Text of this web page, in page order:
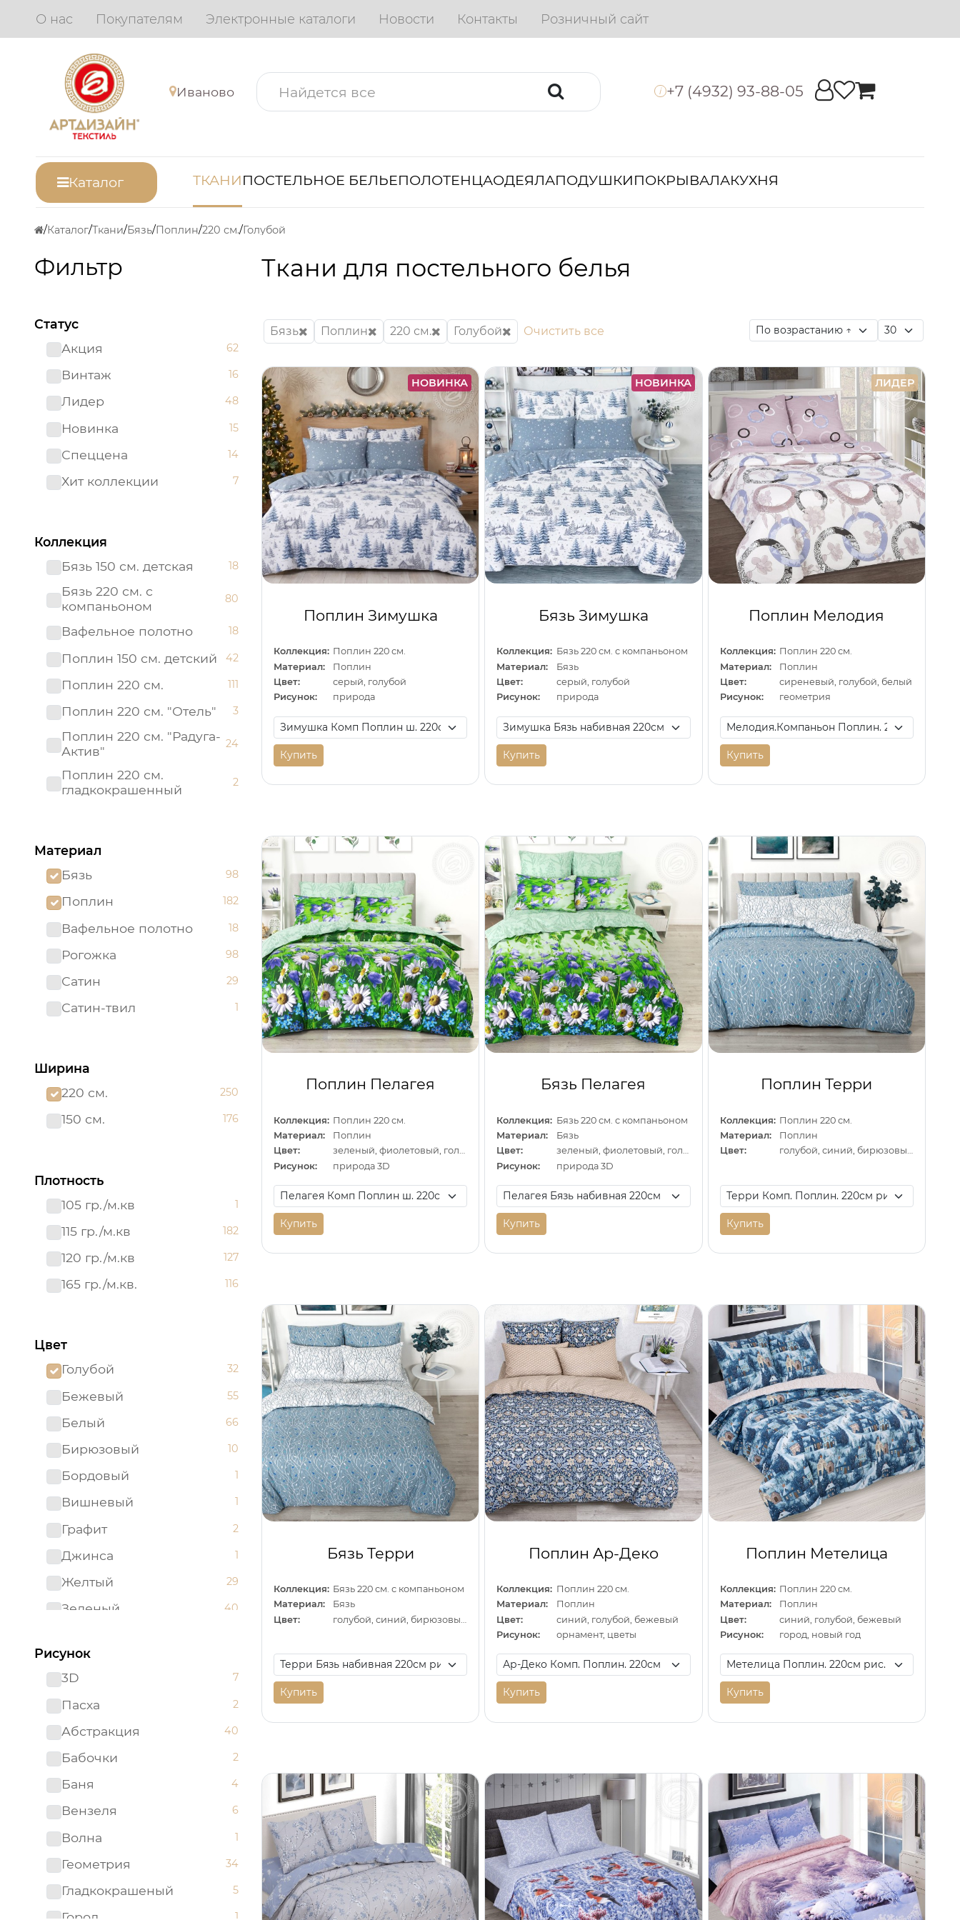
О нас Покупателям Электронные каталоги Новости Контакты Розничный сайт
Иваново i +7 (4932) 93-88-05
Каталог ТКАНИПОСТЕЛЬНОЕ БЕЛЬЕПОЛОТЕНЦАОДЕЯЛАПОДУШКИПОКРЫВАЛАКУХНЯ
Каталог Ткани Бязь Поплин 220 см. Голубой
Фильтр
Статус
Акция
62
Винтаж 16
Лидер 48
Новинка 15
Спеццена 14
Хит коллекции 7
Коллекция
Бязь 150 см. детская
18
Бязь 220 см. с
компаньоном
80
Вафельное полотно 18
Поплин 150 см. детский 42
Поплин 220 см. 111
Поплин 220 см. "Отель" 3
Поплин 220 см. "Радуга-
Актив"
24
Поплин 220 см.
гладкокрашенный
2
Рогожка 150 см.
Сатин 220 см 19
Сатин 220 см.
Подростковый
гладкокрашенный
9
Сатин-твил 220 см 1
Материал
Бязь
98
Поплин 182
Вафельное полотно 18
Рогожка 98
Сатин 29
Сатин-твил 1
Ширина
220 см.
250
150 см. 176
Плотность
105 гр./м.кв
1
115 гр./м.кв 182
120 гр./м.кв 127
165 гр./м.кв. 116
Цвет
Голубой
32
Бежевый 55
Белый 66
Бирюзовый 10
Бордовый 1
Вишневый 1
Графит 2
Джинса 1
Желтый 29
Зеленый 40
Золотой
Изумрудный
Капучино
Коричневый
Красный
Ментоловый
Мятный
Оливковый
Оранжевый
Персиковый
Рисунок
3D
7
Пасха 2
Абстракция 40
Бабочки 2
Баня 4
Вензеля 6
Волна 1
Геометрия 34
Гладкокрашеный 5
Город 1
Ткани для постельного белья
Бязь Поплин 220 см. Голубой Очистить все
НОВИНКА
Поплин Зимушка
Коллекция: Поплин 220 см.
Материал:
Поплин
Цвет:
серый, голубой
Рисунок:
природа
Купить
НОВИНКА
Бязь Зимушка
Коллекция: Бязь 220 см. с компаньоном
Материал:
Бязь
Цвет:
серый, голубой
Рисунок:
природа
Купить
ЛИДЕР
Поплин Мелодия
Коллекция: Поплин 220 см.
Материал:
Поплин
Цвет:
сиреневый, голубой, белый
Рисунок:
геометрия
Купить
Поплин Пелагея
Коллекция: Поплин 220 см.
Материал:
Поплин
Цвет:
зеленый, фиолетовый, голубой
Рисунок:
природа 3D
Купить
Бязь Пелагея
Коллекция: Бязь 220 см. с компаньоном
Материал:
Бязь
Цвет:
зеленый, фиолетовый, голубой
Рисунок:
природа 3D
Купить
Поплин Терри
Коллекция: Поплин 220 см.
Материал:
Поплин
Цвет:
голубой, синий, бирюзовый
Купить
Бязь Терри
Коллекция: Бязь 220 см. с компаньоном
Материал:
Бязь
Цвет:
Купить
Поплин Ар-Деко
Коллекция: Поплин 220 см.
Материал:
Поплин
Цвет:
синий, голубой, бежевый
Рисунок:
орнамент, цветы
Купить
Поплин Метелица
Коллекция: Поплин 220 см.
Материал:
Поплин
Цвет:
синий, голубой, бежевый
Рисунок:
город, новый год
Купить